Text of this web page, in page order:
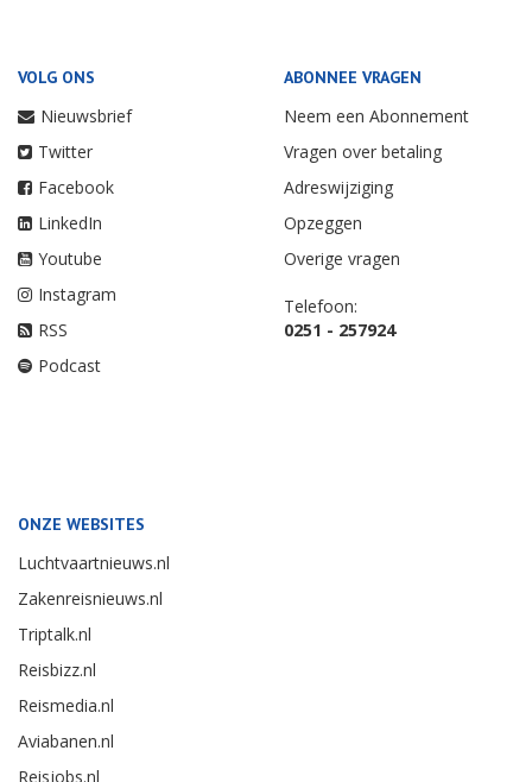
VOLG ONS
Nieuwsbrief
Twitter
Facebook
LinkedIn
Youtube
Instagram
RSS
Podcast
ABONNEE VRAGEN
Neem een Abonnement
Vragen over betaling
Adreswijziging
Opzeggen
Overige vragen
Telefoon:
0251 - 257924
ONZE WEBSITES
Luchtvaartnieuws.nl
Zakenreisnieuws.nl
Triptalk.nl
Reisbizz.nl
Reismedia.nl
Aviabanen.nl
Reisjobs.nl